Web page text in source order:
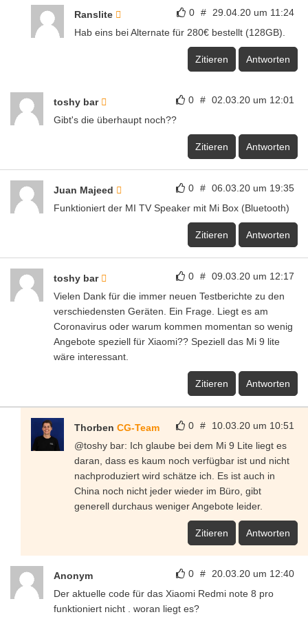
0 # 29.04.20 um 11:24
Ranslite
Hab eins bei Alternate für 280€ bestellt (128GB).
Zitieren Antworten
0 # 02.03.20 um 12:01
toshy bar
Gibt's die überhaupt noch??
Zitieren Antworten
0 # 06.03.20 um 19:35
Juan Majeed
Funktioniert der MI TV Speaker mit Mi Box (Bluetooth)
Zitieren Antworten
0 # 09.03.20 um 12:17
toshy bar
Vielen Dank für die immer neuen Testberichte zu den
verschiedensten Geräten. Ein Frage. Liegt es am
Coronavirus oder warum kommen momentan so wenig
Angebote speziell für Xiaomi?? Speziell das Mi 9 lite
wäre interessant.
Zitieren Antworten
0 # 10.03.20 um 10:51
Thorben CG-Team
@toshy bar: Ich glaube bei dem Mi 9 Lite liegt es
daran, dass es kaum noch verfügbar ist und nicht
nachproduziert wird schätze ich. Es ist auch in
China noch nicht jeder wieder im Büro, gibt
generell durchaus weniger Angebote leider.
Zitieren Antworten
0 # 20.03.20 um 12:40
Anonym
Der aktuelle code für das Xiaomi Redmi note 8 pro
funktioniert nicht . woran liegt es?